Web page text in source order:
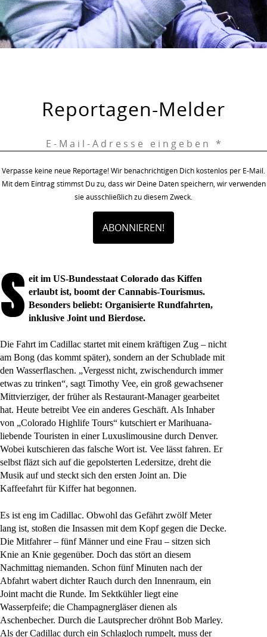
Reportagen-Melder
Verpasse keine neue Reportage! Wir benachrichtigen Dich kostenlos per E-Mail.
Mit dem Eintrag stimmst Du zu, dass wir Deine Daten speichern, wir verwenden
sie ausschließlich zu diesem Zweck.
S
eit im US-Bundesstaat Colorado das Kiffen
erlaubt ist, boomt der Cannabis-Tourismus.
Besonders beliebt: Organisierte Rundfahrten,
inklusive Joint und Bierdose.
Die Fahrt im Cadillac startet mit einem kräftigen Zug – nicht
am Bong (das kommt später), sondern an der Schublade mit
den Wasserflaschen. „Vergesst nicht, zwischendurch immer
etwas zu trinken“, sagt Timothy Vee, ein groß gewachsener
Mittvierziger, der früher als Restaurant-Manager gearbeitet
hat. Heute betreibt Vee ein anderes Geschäft. Als Inhaber
von „Colorado Highlife Tours“ kutschiert er Marihuana-
liebende Touristen in einer Luxuslimousine durch Denver.
Wobei kutschieren das falsche Wort ist. Vee lässt fahren. Er
selbst fläzt sich auf die gepolsterten Ledersitze, dreht die
Musik auf und steckt sich den ersten Joint an. Die
Kaffeefahrt für Kiffer hat begonnen.
Es ist eng im Cadillac. Obwohl das Gefährt zwölf Meter
lang ist, stoßen die Insassen mit dem Kopf gegen die Decke.
Die Mitfahrer – fünf Männer und eine Frau – sitzen sich
Knie an Knie gegenüber. Doch das stört an diesem
Nachmittag niemanden. Schon fünf Minuten nach der
Abfahrt wabert dichter Rauch durch den Innenraum, ein
Joint macht die Runde. Im Sektkühler liegt eine
Wasserpfeife; die Champagnergläser dienen als
Aschenbecher. Durch die Lautsprecher dröhnt Bob Marley.
Als der Cadillac durch ein Schlagloch rumpelt, muss der